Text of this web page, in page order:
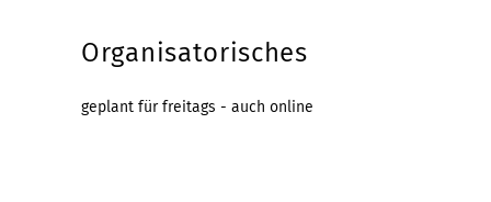
Organisatorisches
geplant für freitags - auch online